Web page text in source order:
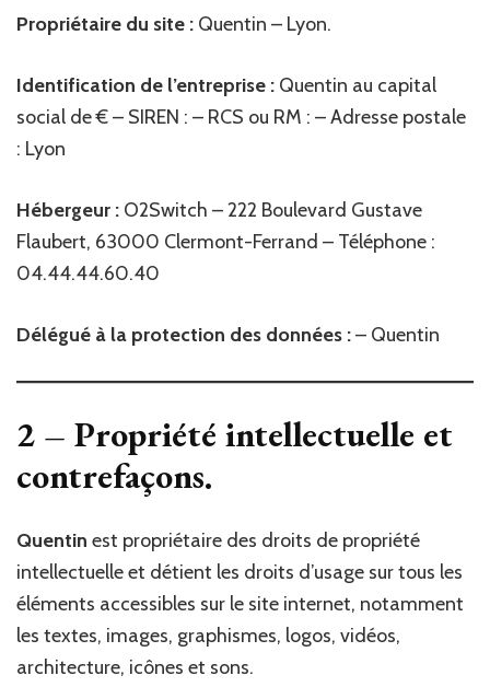
Propriétaire du site : Quentin – Lyon.
Identification de l’entreprise : Quentin au capital
social de € – SIREN : – RCS ou RM : – Adresse postale
: Lyon
Hébergeur : O2Switch – 222 Boulevard Gustave
Flaubert, 63000 Clermont-Ferrand – Téléphone :
04.44.44.60.40
Délégué à la protection des données :– Quentin
2 – Propriété intellectuelle et
contrefaçons.
Quentin est propriétaire des droits de propriété
intellectuelle et détient les droits d’usage sur tous les
éléments accessibles sur le site internet, notamment
les textes, images, graphismes, logos, vidéos,
architecture, icônes et sons.